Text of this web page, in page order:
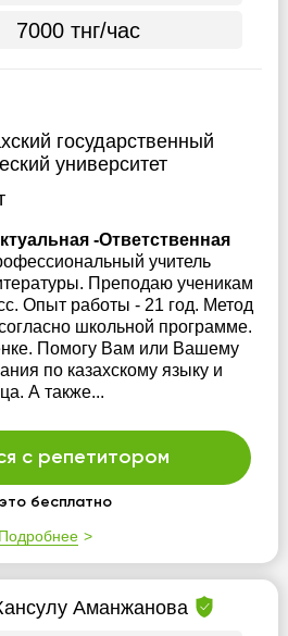
7000 тнг/час
государственный
университет
-Ответственная
учитель
Преподаю ученикам
Опыт работы - 21 год. Метод
школьной программе.
Помогу Вам или Вашему
по казахскому языку и
А также...
с репетитором
это бесплатно
Подробнее
Аманжанова